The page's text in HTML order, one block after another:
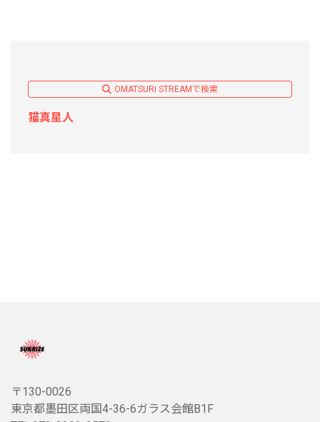
OMATSURI STREAMで検索
猫真星人
〒130-0026
東京都墨田区両国4-36-6ガラス会館B1F